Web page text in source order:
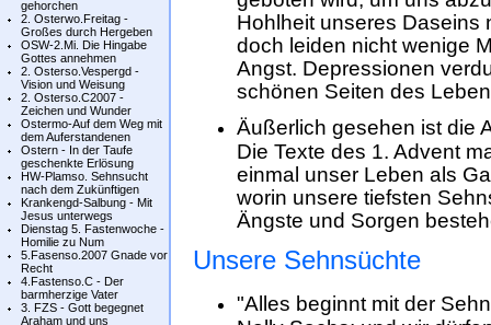
gehorchen
2. Osterwo.Freitag -
Großes durch Hergeben
OSW-2.Mi. Die Hingabe
Gottes annehmen
2. Osterso.Vespergd -
Vision und Weisung
2. Osterso.C2007 -
Zeichen und Wunder
Ostermo-Auf dem Weg mit
dem Auferstandenen
Ostern - In der Taufe
geschenkte Erlösung
HW-Plamso. Sehnsucht
nach dem Zukünftigen
Krankengd-Salbung - Mit
Jesus unterwegs
Dienstag 5. Fastenwoche -
Homilie zu Num
5.Fasenso.2007 Gnade vor
Recht
4.Fastenso.C - Der
barmherzige Vater
3. FZS - Gott begegnet
Araham und uns
Hohlheit unseres Daseins
doch leiden nicht wenige
Angst. Depressionen
schönen Seiten des
Äußerlich gesehen ist die
Die Texte des 1. Advent
einmal unser Leben als
worin unsere tiefsten
Ängste und Sorgen
Unsere Sehnsüchte
"Alles beginnt mit der